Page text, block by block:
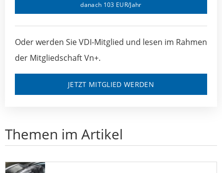
danach 103 EUR/Jahr
Oder werden Sie VDI-Mitglied und lesen im Rahmen
der Mitgliedschaft Vn+.
JETZT MITGLIED WERDEN
Themen im Artikel